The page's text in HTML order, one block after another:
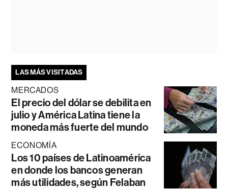
LAS MÁS VISITADAS
MERCADOS
El precio del dólar se debilita en
julio y América Latina tiene la
moneda más fuerte del mundo
ECONOMÍA
Los 10 países de Latinoamérica
en donde los bancos generan
más utilidades, según Felaban